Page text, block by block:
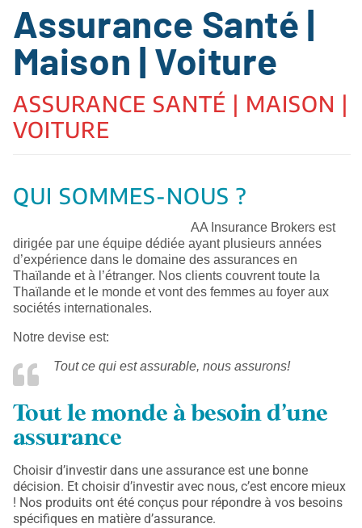
Assurance Santé |
Maison | Voiture
ASSURANCE SANTÉ | MAISON |
VOITURE
QUI SOMMES-NOUS ?
AA Insurance Brokers est
dirigée par une équipe dédiée ayant plusieurs années
d’expérience dans le domaine des assurances en
Thaïlande et à l’étranger. Nos clients couvrent toute la
Thaïlande et le monde et vont des femmes au foyer aux
sociétés internationales.
Notre devise est:
Tout ce qui est assurable, nous assurons!
Tout le monde à besoin d'une
assurance
Choisir d’investir dans une assurance est une bonne
décision. Et choisir d’investir avec nous, c’est encore mieux
! Nos produits ont été conçus pour répondre à vos besoins
spécifiques en matière d’assurance.